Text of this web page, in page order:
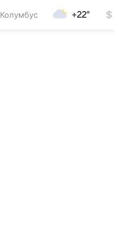
Колумбус +22°